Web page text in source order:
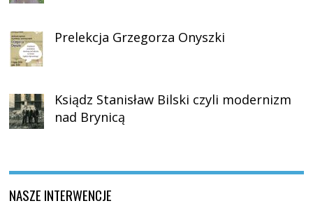
Prelekcja Grzegorza Onyszki
Ksiądz Stanisław Bilski czyli modernizm
nad Brynicą
NASZE INTERWENCJE